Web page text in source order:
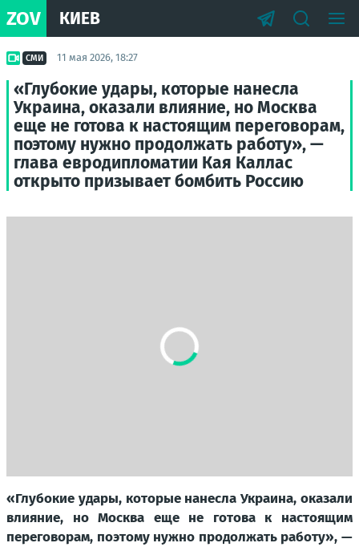
ZOV КИЕВ
СМИ 11 мая 2026, 18:27
«Глубокие удары, которые нанесла
Украина, оказали влияние, но Москва
еще не готова к настоящим переговорам,
поэтому нужно продолжать работу», —
глава евродипломатии Кая Каллас
открыто призывает бомбить Россию
«Глубокие удары, которые нанесла Украина, оказали
влияние, но Москва еще не готова к настоящим
переговорам, поэтому нужно продолжать работу», —